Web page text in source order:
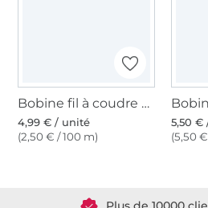
Bobine fil à coudre Gütermann 200m polyester, (001) blanc cassé
4,99 € / unité
(2,50 € / 100 m)
5,50 €
(5,50
Plus de 10000